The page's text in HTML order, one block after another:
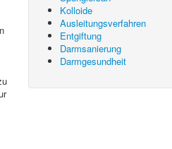
Kolloide
Ausleitungsverfahren
Entgiftung
Darmsanierung
Darmgesundheit